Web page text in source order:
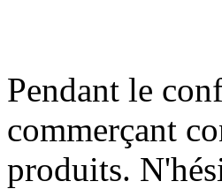
Pendant le
commerçant
produits.